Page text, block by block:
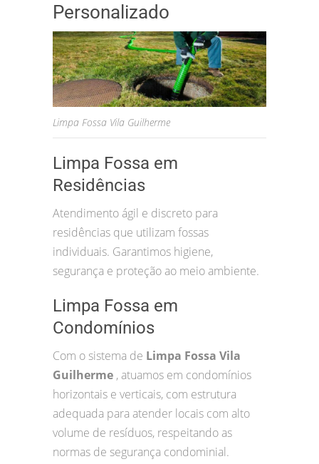
Personalizado
Limpa Fossa Vila Guilherme
Limpa Fossa em
Residências
Atendimento ágil e discreto para
residências que utilizam fossas
individuais. Garantimos higiene,
segurança e proteção ao meio ambiente.
Limpa Fossa em
Condomínios
Com o sistema de Limpa Fossa Vila
Guilherme , atuamos em condomínios
horizontais e verticais, com estrutura
adequada para atender locais com alto
volume de resíduos, respeitando as
normas de segurança condominial.